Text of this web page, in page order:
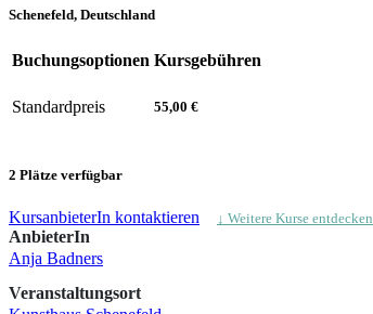
Schenefeld, Deutschland
Buchungsoptionen Kursgebühren
Standardpreis 55,00 €
2 Plätze verfügbar
KursanbieterIn kontaktieren ↓ Weitere Kurse entdecken
AnbieterIn
Anja Badners
Veranstaltungsort